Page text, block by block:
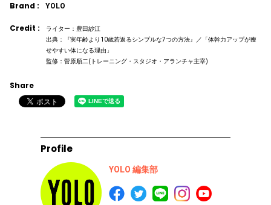
Brand : YOLO
Credit :
ライター：豊田紗江
出典：『実年齢より10歳若返るシンプルな7つの方法』／「体幹力アップが痩
せやすい体になる理由」
監修：菅原順二(トレーニング・スタジオ・アランチャ主宰)
Share
Profile
YOLO 編集部